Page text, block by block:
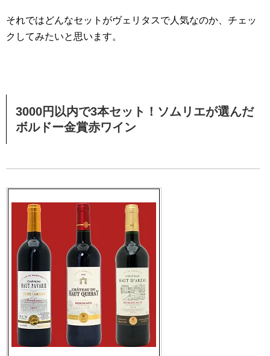
それではどんなセットがヴェリタスで人気なのか、チェッ
クしてみたいと思います。
3000円以内で3本セット！ソムリエが選んだ
ボルドー金賞赤ワイン